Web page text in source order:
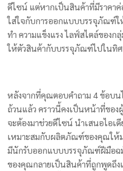
ดีไซน์ แต่หากเป็นสินค้าที่มีราคา
ใส่ใจกับการออกแบบบรรจุภัณฑ์ใ
ทำ ความแข็งแรง ไลฟ์สไตล์ของก
ให้ตัวสินค้ากับบรรจุภัณฑ์ไปในทิศ
หลังจากที่คุณตอบคำถาม 4 ข้อบน
ถ้วนแล้ว คราวนี้คงเป็นหน้าที่ขอ
จะต้องมาช่วยดีไซน์ นำเสนอไอเ
เหมาะสมกับผลิตภัณฑ์ของคุณให้
มีนักรับออกแบบบรรจุภัณฑ์ฝีมือฉ
ของคุณกลายเป็นสินค้าที่ถูกพูดถึง